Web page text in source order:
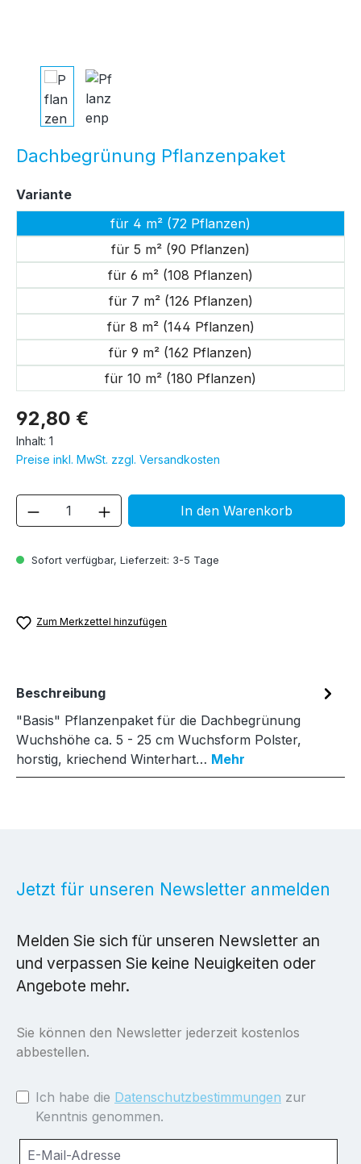
Dachbegrünung Pflanzenpaket
92,80 €
Inhalt: 1
Preise inkl. MwSt. zzgl. Versandkosten
Sofort verfügbar, Lieferzeit: 3-5 Tage
Varianteauswählen
für 4 m² (72 Pflanzen)
für 5 m² (90 Pflanzen)
für 6 m² (108 Pflanzen)
für 7 m² (126 Pflanzen)
für 8 m² (144 Pflanzen)
für 9 m² (162 Pflanzen)
für 10 m² (180 Pflanzen)
Produkt Anzahl: Gib denIn den Warenkorb
Zum Merkzettel hinzufügen
Beschreibung
"Basis" Pflanzenpaket für die Dachbegrünung
Wuchshöhe ca. 5 - 25 cm Wuchsform Polster,
horstig, kriechend Winterhart… Mehr
Jetzt für unseren Newsletter anmelden
Melden Sie sich für unseren Newsletter an
und verpassen Sie keine Neuigkeiten oder
Angebote mehr.
Sie können den Newsletter jederzeit kostenlos
abbestellen.
Ich habe die Datenschutzbestimmungen zur
Kenntnis genommen.